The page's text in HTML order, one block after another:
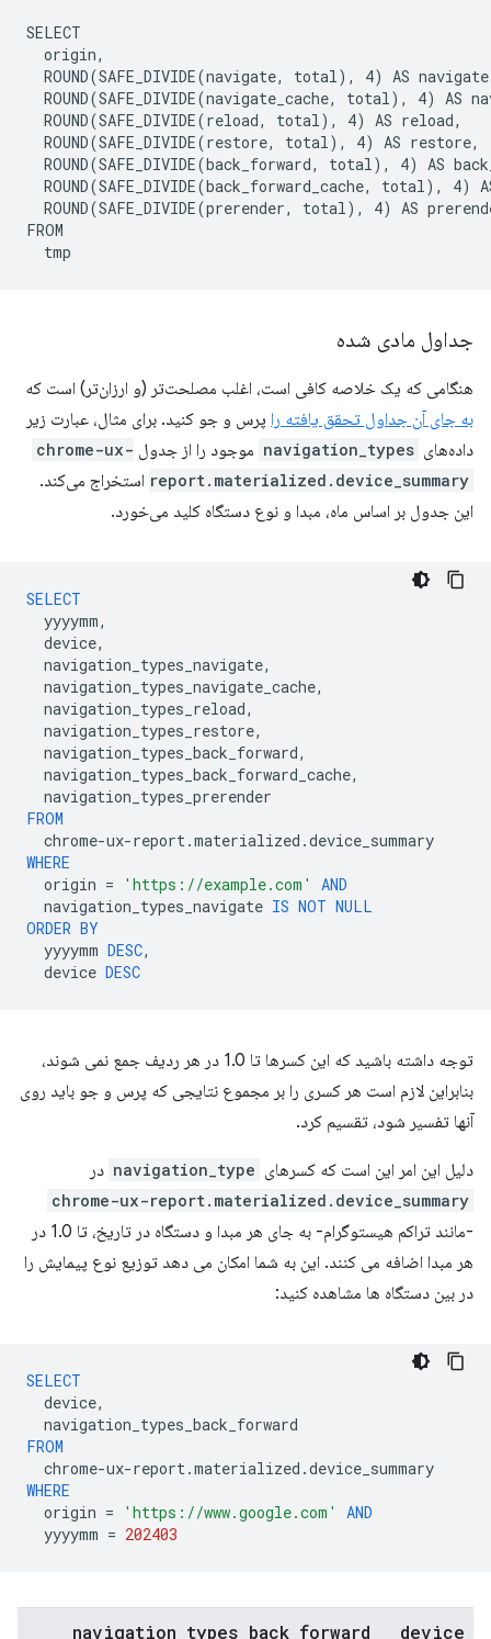
SELECT
  origin,
ROUND(SAFE_DIVIDE(navigate, total), 4) AS
ROUND(SAFE_DIVIDE(navigate_cache, total), 4) AS
  ROUND(SAFE_DIVIDE(reload, total), 4) AS reload,
  ROUND(SAFE_DIVIDE(restore, total), 4) AS restore,
ROUND(SAFE_DIVIDE(back_forward, total), 4) AS
ROUND(SAFE_DIVIDE(back_forward_cache, total), 4)
ROUND(SAFE_DIVIDE(prerender, total), 4) AS
FROM
جداول مادی شده
هنگامی که یک خلاصه کافی است، اغلب مصلحت‌تر (و ارزان‌تر) است که
به جای آن جداول تحقق یافته را پرس و جو کنید. برای مثال، عبارت زیر
داده‌های navigation_types موجود را از جدول chrome-ux-
report.materialized.device_summary استخراج می‌کند.
این جدول بر اساس ماه، مبدا و نوع دستگاه کلید می‌خورد.
SELECT
yyyymm,
device,
navigation_types_navigate,
navigation_types_navigate_cache,
navigation_types_reload,
navigation_types_restore,
navigation_types_back_forward,
navigation_types_back_forward_cache,
navigation_types_prerender
FROM
chrome-ux-report.materialized .device_summary
WHERE
origin = 'https://example.com'
AND
navigation_types_navigate IS NOT NULL
ORDER BY
yyyymm DESC,
device DESC
توجه داشته باشید که این کسرها تا 1.0 در هر ردیف جمع نمی شوند،
بنابراین لازم است هر کسری را بر مجموع نتایجی که پرس و جو باید روی
آنها تفسیر شود، تقسیم کرد.
دلیل این امر این است که کسرهای navigation_type در
chrome-ux-report.materialized.device_summary
-مانند تراکم هیستوگرام- به جای هر مبدا و دستگاه در تاریخ، تا 1.0 در
هر مبدا اضافه می کنند. این به شما امکان می دهد توزیع نوع پیمایش را
در بین دستگاه ها مشاهده کنید:
SELECT
device,
navigation_types_back_forward
FROM
chrome-ux-report.materialized .device_summary
WHERE
origin = 'https://www.google.com'
AND
yyyymm = 202403
device
navigation types back forward